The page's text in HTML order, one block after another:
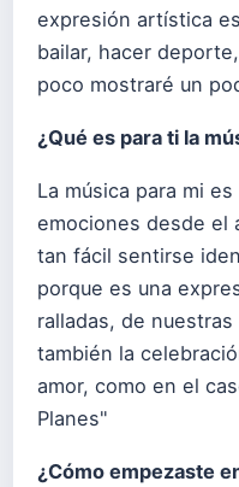
expresión artística
bailar, hacer
poco mostraré un
¿Qué es para ti la mú
La música para mi
emociones desde el
tan fácil sentirse
porque es una
ralladas, de
también la
amor, como en el
Planes"
¿Cómo empezaste